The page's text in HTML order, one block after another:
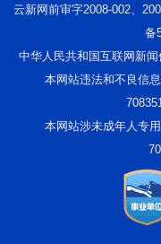
云新网前审字2008-002、
备
中华人民共和国互联网新
本网站违法和不良信
本网站涉未成年人专